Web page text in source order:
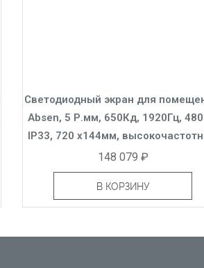
Светодиодный экран для
Absen, 5 Р.мм, 650Кд, 1920Гц,
IP33, 720 x144мм,
148 079 ₽
В КОРЗИНУ